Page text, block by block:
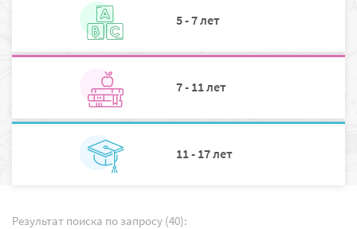
5 - 7 лет
7 - 11 лет
11 - 17 лет
Результат поиска по запросу (40):